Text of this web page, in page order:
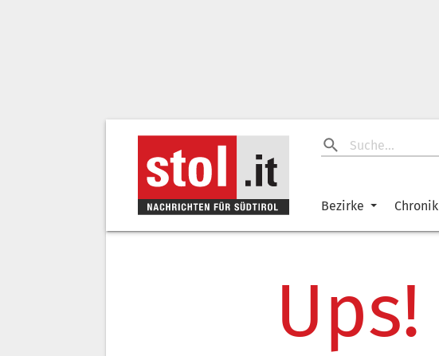
Bezirke Chronik
Ups!